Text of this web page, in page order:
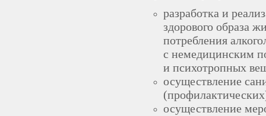
разработка и
здорового образа
потребления
с немедицинским
и психотропных
осуществление
осуществление